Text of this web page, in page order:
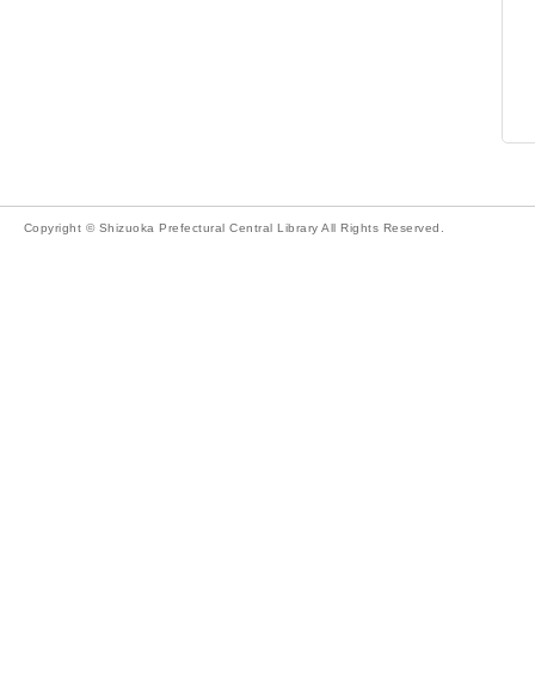
Copyright © Shizuoka Prefectural Central Library All Rights Reserved.